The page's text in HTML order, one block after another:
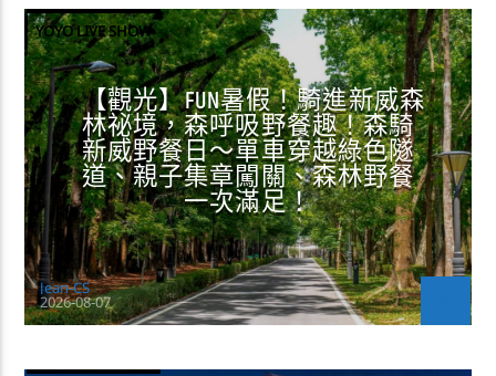
YOYO LIVE SHOW
【觀光】FUN暑假！騎進新威森
林祕境，森呼吸野餐趣！森騎
新威野餐日～單車穿越綠色隧
道、親子集章闖關、森林野餐
一次滿足！
Jean-CS
2026-08-07